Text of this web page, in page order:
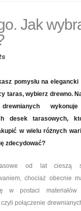
Jak
pomysłu na
taras, wybierz drewno.
desek tarasowych,
w wielu różnych
zdecydować?
od lat cieszą
chociaż obecnie
w postaci
czyli połączenie